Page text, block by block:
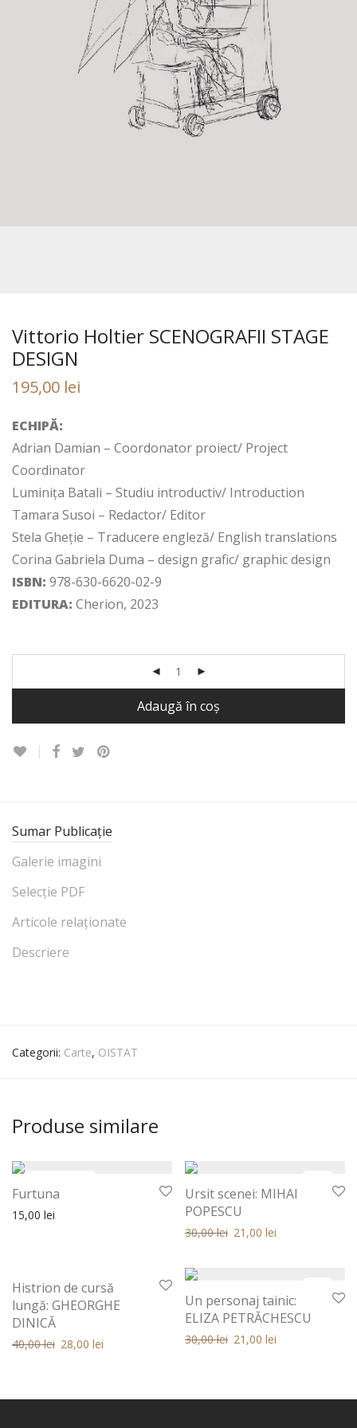
Vittorio Holtier SCENOGRAFII STAGE
DESIGN
195,00 lei
ECHIPĂ:
Adrian Damian – Coordonator proiect/ Project
Coordinator
Luminița Batali – Studiu introductiv/ Introduction
Tamara Susoi – Redactor/ Editor
Stela Gheție – Traducere engleză/ English translations
Corina Gabriela Duma – design grafic/ graphic design
ISBN: 978-630-6620-02-9
EDITURA: Cherion, 2023
Adaugă în coș
Sumar Publicație
Galerie imagini
Selecție PDF
Articole relaționate
Descriere
Categorii: Carte, OISTAT
Produse similare
Furtuna
15,00 lei
Ursit scenei: MIHAI
POPESCU
Prețul inițial a fost: 30,00 lei.
30,00lei Prețul curent este:
21,00 lei
Histrion de cursă
lungă: GHEORGHE
DINICĂ
Prețul inițial a fost: 40,00 lei.
40,00lei Prețul curent este: 40,00 lei.
28,00 lei
Un personaj tainic:
ELIZA PETRĂCHESCU
Prețul inițial a fost: 30,00 lei.
30,00lei Prețul curent este:
21,00 lei